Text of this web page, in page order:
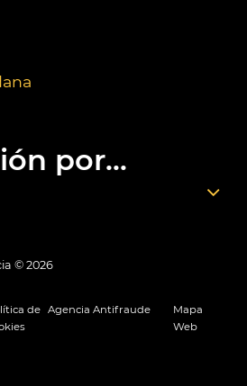
por...
© 2026
de Agencia Antifraude
Mapa
Web